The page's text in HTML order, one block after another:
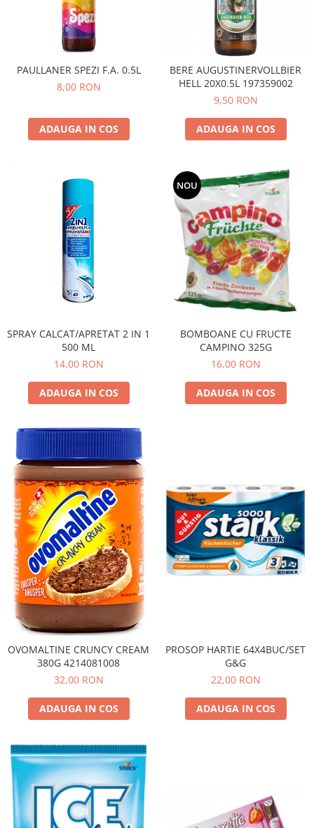
SEMIPREPARATE
SOSURI
VITAMINE / EFERVESCENTE
INĂLBITOR SI SOLUȚII PENTRU
INDEPĂRTAREA PETELOR
ODORIZANTE DE BAIE
ODORIZANTE DE CAMERĂ
PAULLANER SPEZI F.A. 0.5L
8,00 RON
ADAUGA IN COS
BERE AUGUSTINERVOLLBIER
HELL 20X0.5L 197359002
9,50 RON
ADAUGA IN COS
SPRAY CALCAT/APRETAT 2 IN 1
500 ML
14,00 RON
ADAUGA IN COS
NOU
BOMBOANE CU FRUCTE
CAMPINO 325G
16,00 RON
ADAUGA IN COS
OVOMALTINE CRUNCY CREAM
380G 4214081008
32,00 RON
ADAUGA IN COS
PROSOP HARTIE 64X4BUC/SET
G&G
22,00 RON
ADAUGA IN COS